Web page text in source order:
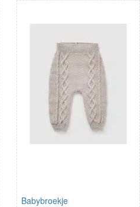
Babybroekje